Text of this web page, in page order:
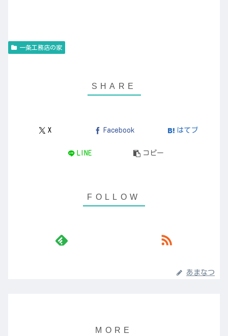
一条工務店の家
X Facebook はてブ
LINE コピー
あまなつ